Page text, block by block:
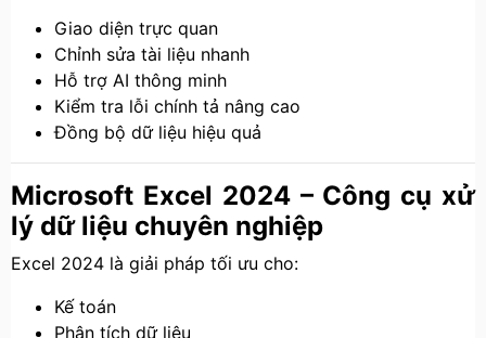
Giao diện trực quan
Chỉnh sửa tài liệu nhanh
Hỗ trợ AI thông minh
Kiểm tra lỗi chính tả nâng cao
Đồng bộ dữ liệu hiệu quả
Microsoft Excel 2024 – Công cụ xử
lý dữ liệu chuyên nghiệp
Excel 2024 là giải pháp tối ưu cho:
Kế toán
Phân tích dữ liệu